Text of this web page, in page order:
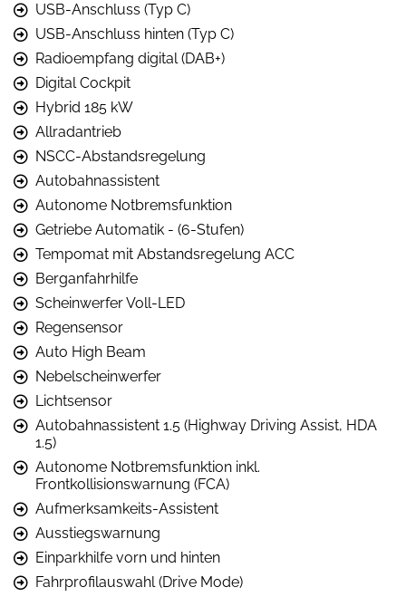
USB-Anschluss (Typ C)
USB-Anschluss hinten (Typ C)
Radioempfang digital (DAB+)
Digital Cockpit
Hybrid 185 kW
Allradantrieb
NSCC-Abstandsregelung
Autobahnassistent
Autonome Notbremsfunktion
Getriebe Automatik - (6-Stufen)
Tempomat mit Abstandsregelung ACC
Berganfahrhilfe
Scheinwerfer Voll-LED
Regensensor
Auto High Beam
Nebelscheinwerfer
Lichtsensor
Autobahnassistent 1.5 (Highway Driving Assist, HDA
1.5)
Autonome Notbremsfunktion inkl.
Frontkollisionswarnung (FCA)
Aufmerksamkeits-Assistent
Ausstiegswarnung
Einparkhilfe vorn und hinten
Fahrprofilauswahl (Drive Mode)